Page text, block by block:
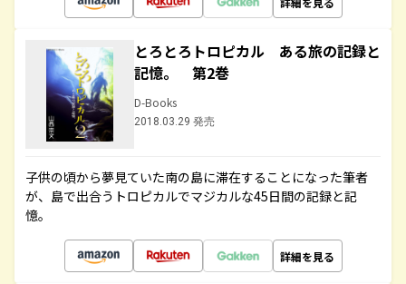
とろとろトロピカル ある旅の記録と
記憶。 第2巻
D-Books
2018.03.29 発売
子供の頃から夢見ていた南の島に滞在することになった筆者
が、島で出合うトロピカルでマジカルな45日間の記録と記
憶。
詳細を見る